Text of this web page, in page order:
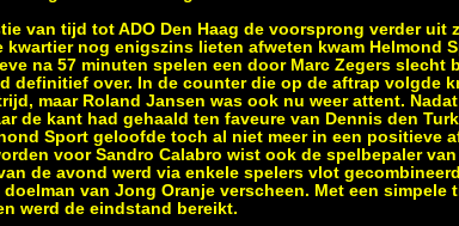
van tijd tot ADO Den Haag de voorsprong verder uit
kwartier nog enigszins lieten afweten kwam Helmond
na 57 minuten spelen een door Marc Zegers slecht
definitief over. In de counter die op de aftrap volgde
maar Roland Jansen was ook nu weer attent.
de kant had gehaald ten faveure van Dennis den
Sport geloofde toch al niet meer in een positieve
voor Sandro Calabro wist ook de spelbepaler van
de avond werd via enkele spelers vlot
van Jong Oranje verscheen. Met een simpele
werd de eindstand bereikt.